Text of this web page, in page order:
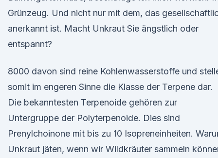
Grünzeug. Und nicht nur mit dem, das
anerkannt ist. Macht Unkraut Sie ängstlich oder
entspannt?
8000 davon sind reine Kohlenwasserstoffe und
somit im engeren Sinne die Klasse der Terpene dar.
Die bekanntesten Terpenoide gehören zur
Untergruppe der Polyterpenoide. Dies sind
Prenylchoinone mit bis zu 10 Isopreneinheiten.
Unkraut jäten, wenn wir Wildkräuter sammeln